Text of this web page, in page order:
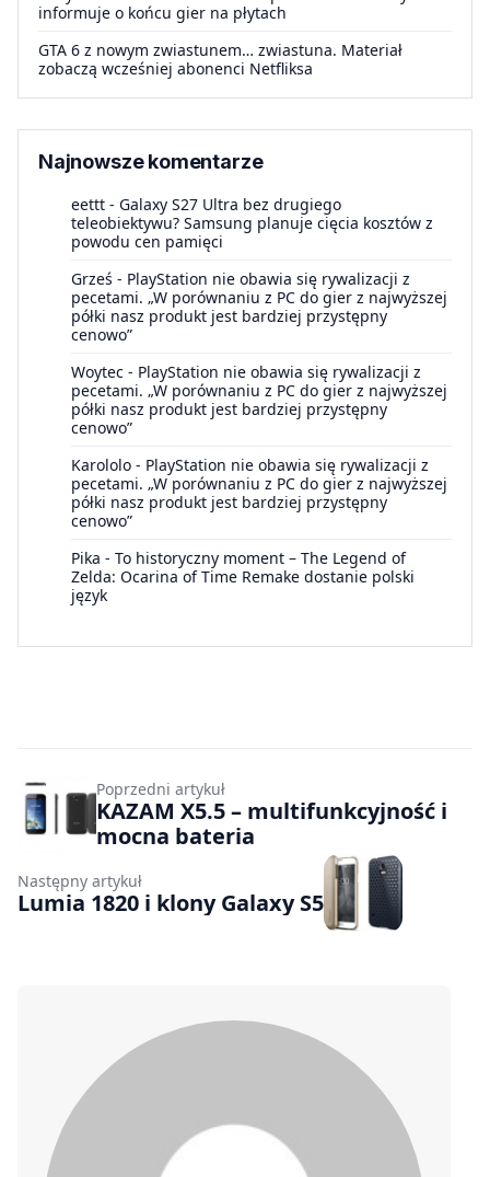
informuje o końcu gier na płytach
GTA 6 z nowym zwiastunem… zwiastuna. Materiał
zobaczą wcześniej abonenci Netfliksa
Najnowsze komentarze
eettt - Galaxy S27 Ultra bez drugiego
teleobiektywu? Samsung planuje cięcia kosztów z
powodu cen pamięci
Grześ - PlayStation nie obawia się rywalizacji z
pecetami. „W porównaniu z PC do gier z najwyższej
półki nasz produkt jest bardziej przystępny
cenowo”
Woytec - PlayStation nie obawia się rywalizacji z
pecetami. „W porównaniu z PC do gier z najwyższej
półki nasz produkt jest bardziej przystępny
cenowo”
Karololo - PlayStation nie obawia się rywalizacji z
pecetami. „W porównaniu z PC do gier z najwyższej
półki nasz produkt jest bardziej przystępny
cenowo”
Pika - To historyczny moment – The Legend of
Zelda: Ocarina of Time Remake dostanie polski
język
Poprzedni artykuł
KAZAM X5.5 – multifunkcyjność i
mocna bateria
Następny artykuł
Lumia 1820 i klony Galaxy S5